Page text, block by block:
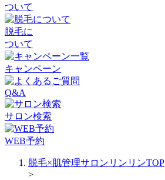
ついて
脱毛に
ついて
キャンペーン
Q&A
サロン検索
WEB予約
脱毛×肌管理サロンリンリンTOP
>